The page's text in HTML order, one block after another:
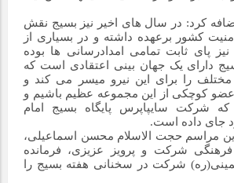
کرد: در سال های اخیر نیز بسیج نقش
کشور برعهده داشته و در بسیاری از
پای ثابت تمامی امدادرسانی ها بوده
دارای یک جهان بینی اعتقادی است که
مختلف را برای این نیرو میسر می کند و
عضو کوچکی از این مجموعه عظیم باشیم و
شرکت سایپاپرس پایگاه بسیج امام
جای داده است.
مراسم حجت الاسلام محسن اسماعیلی،
شرکت و پرویز عزیزی، فرمانده
شرکت در سخنانی هفته بسیج را